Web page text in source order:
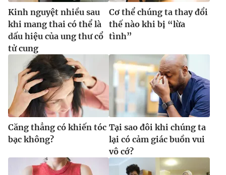
Kinh nguyệt nhiều sau
khi mang thai có thể là
dấu hiệu của ung thư cổ
tử cung
Cơ thể chúng ta thay đổi
thế nào khi bị “lừa
tình”
Căng thẳng có khiến tóc
bạc không?
Tại sao đôi khi chúng ta
lại có cảm giác buồn vui
vô cớ?